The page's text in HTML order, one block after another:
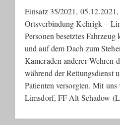
Einsatz 35/2021,
Ortsverbindung Kehrigk –
Personen besetztes
und auf dem Dach zum
Kameraden anderer Wehren
während der Rettungsdienst
Patienten versorgten. Mit
Limsdorf, FF Alt Schadow